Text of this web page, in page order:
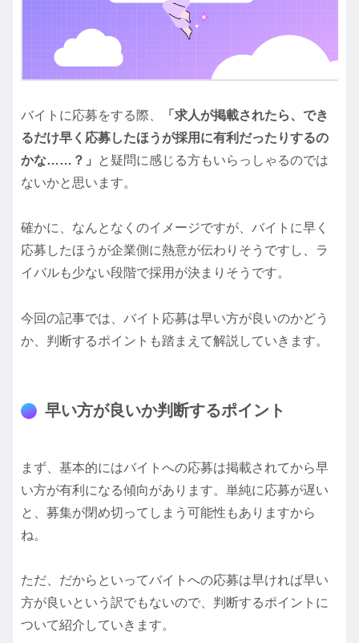
バイトに応募をする際、
「求人が掲載されたら、でき
るだけ早く応募したほうが採用に有利だったりするの
かな……？」
と疑問に感じる方もいらっしゃるのでは
ないかと思います。
確かに、なんとなくのイメージですが、バイトに早く
応募したほうが企業側に熱意が伝わりそうですし、ラ
イバルも少ない段階で採用が決まりそうです。
今回の記事では、バイト応募は早い方が良いのかどう
か、判断するポイントも踏まえて解説していきます。
早い方が良いか判断するポイント
まず、基本的にはバイトへの応募は掲載されてから早
い方が有利になる傾向があります。単純に応募が遅い
と、募集が閉め切ってしまう可能性もありますから
ね。
ただ、だからといってバイトへの応募は早ければ早い
方が良いという訳でもないので、判断するポイントに
ついて紹介していきます。